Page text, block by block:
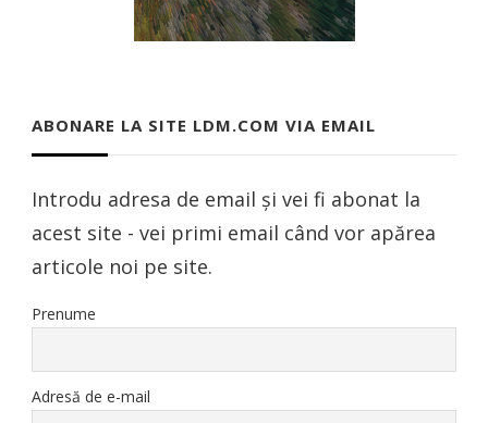
ABONARE LA SITE LDM.COM VIA EMAIL
Introdu adresa de email și vei fi abonat la
acest site - vei primi email când vor apărea
articole noi pe site.
Prenume
Adresă de e-mail